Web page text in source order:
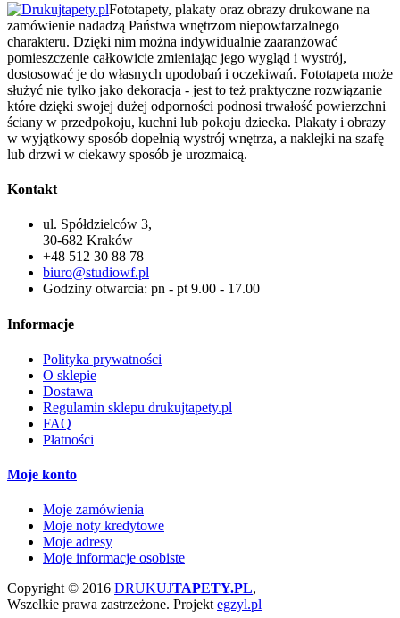
Fototapety, plakaty oraz obrazy drukowane na
zamówienie nadadzą Państwa wnętrzom niepowtarzalnego
charakteru. Dzięki nim można indywidualnie zaaranżować
pomieszczenie całkowicie zmieniając jego wygląd i wystrój,
dostosować je do własnych upodobań i oczekiwań. Fototapeta może
służyć nie tylko jako dekoracja - jest to też praktyczne rozwiązanie
które dzięki swojej dużej odporności podnosi trwałość powierzchni
ściany w przedpokoju, kuchni lub pokoju dziecka. Plakaty i obrazy
w wyjątkowy sposób dopełnią wystrój wnętrza, a naklejki na szafę
lub drzwi w ciekawy sposób je urozmaicą.
Kontakt
ul. Spółdzielców 3,
30-682 Kraków
+48 512 30 88 78
biuro@studiowf.pl
Godziny otwarcia: pn - pt 9.00 - 17.00
Informacje
Polityka prywatności
O sklepie
Dostawa
Regulamin sklepu drukujtapety.pl
FAQ
Płatności
Moje konto
Moje zamówienia
Moje noty kredytowe
Moje adresy
Moje informacje osobiste
Copyright © 2016 DRUKUJTAPETY.PL,
Wszelkie prawa zastrzeżone. Projekt egzyl.pl